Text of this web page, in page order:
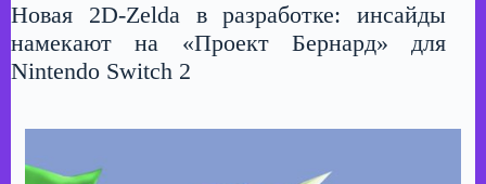
Новая 2D-Zelda в разработке: инсайды
намекают на «Проект Бернард» для
Nintendo Switch 2